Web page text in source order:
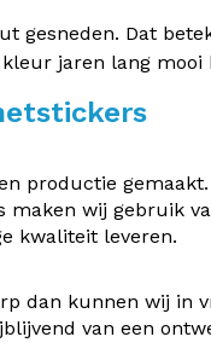
Dat
jaren lang
productie
wij gebruik
kwaliteit leveren.
dan kunnen wij in
van een